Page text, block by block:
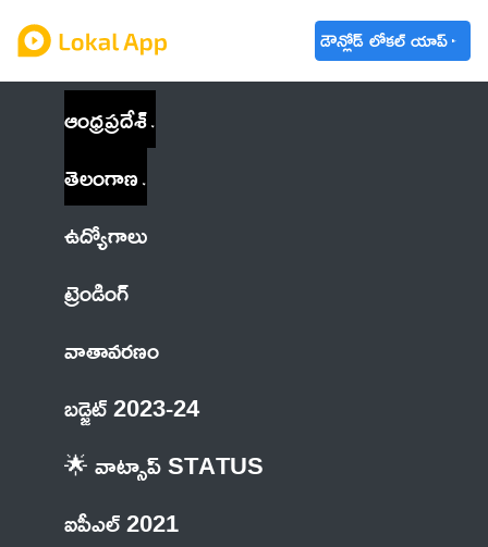
డౌన్లోడ్ లోకల్ యాప్
ఆంధ్రప్రదేశ్
తెలంగాణ
ఉద్యోగాలు
ట్రెండింగ్
వాతావరణం
బడ్జెట్ 2023-24
🌟 వాట్సాప్ STATUS
ఐపీఎల్ 2021